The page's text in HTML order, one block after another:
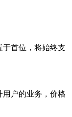
于首位，将始终支
用户的业务，价格